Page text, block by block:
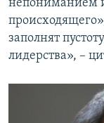
непониманием
заполнят
лидерства», –